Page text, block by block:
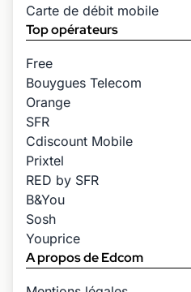
Carte de débit mobile
Top opérateurs
Free
Bouygues Telecom
Orange
SFR
Cdiscount Mobile
Prixtel
RED by SFR
B&You
Sosh
Youprice
A propos de Edcom